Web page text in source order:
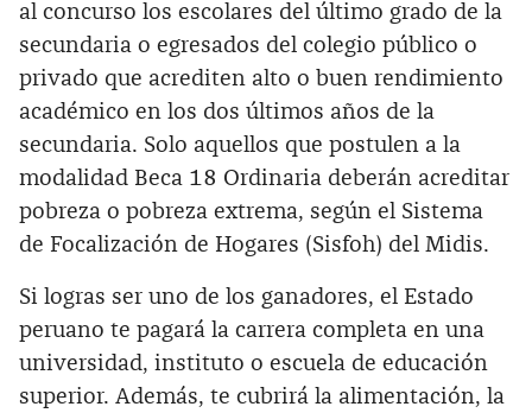
al concurso los escolares del último grado de la
secundaria o egresados del colegio público o
privado que acrediten alto o buen rendimiento
académico en los dos últimos años de la
secundaria. Solo aquellos que postulen a la
modalidad Beca 18 Ordinaria deberán acreditar
pobreza o pobreza extrema, según el Sistema
de Focalización de Hogares (Sisfoh) del Midis.
Si logras ser uno de los ganadores, el Estado
peruano te pagará la carrera completa en una
universidad, instituto o escuela de educación
superior. Además, te cubrirá la alimentación, la